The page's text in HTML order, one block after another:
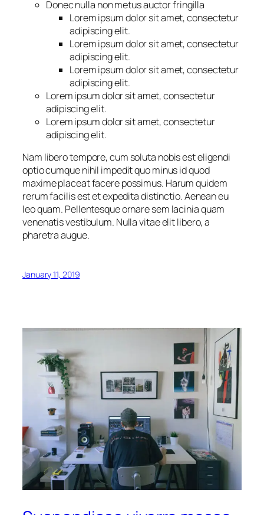
Donec nulla non metus auctor fringilla
Lorem ipsum dolor sit amet, consectetur
adipiscing elit.
Lorem ipsum dolor sit amet, consectetur
adipiscing elit.
Lorem ipsum dolor sit amet, consectetur
adipiscing elit.
Lorem ipsum dolor sit amet, consectetur
adipiscing elit.
Lorem ipsum dolor sit amet, consectetur
adipiscing elit.
Nam libero tempore, cum soluta nobis est eligendi
optio cumque nihil impedit quo minus id quod
maxime placeat facere possimus. Harum quidem
rerum facilis est et expedita distinctio. Aenean eu
leo quam. Pellentesque ornare sem lacinia quam
venenatis vestibulum. Nulla vitae elit libero, a
pharetra augue.
January 11, 2019